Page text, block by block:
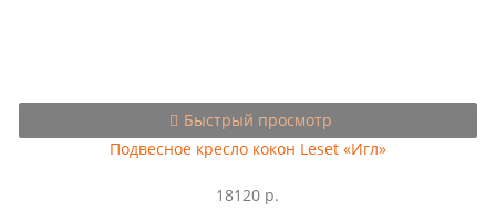
Быстрый просмотр
Подвесное кресло кокон Leset «Игл»
18120 р.